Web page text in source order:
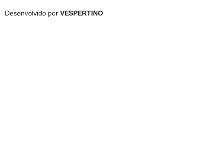
Desenvolvido por VESPERTINO